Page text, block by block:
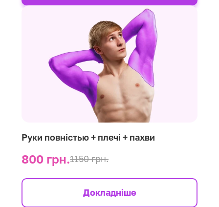
Руки повністью + плечі + пахви
800 грн.1150 грн.
Докладніше